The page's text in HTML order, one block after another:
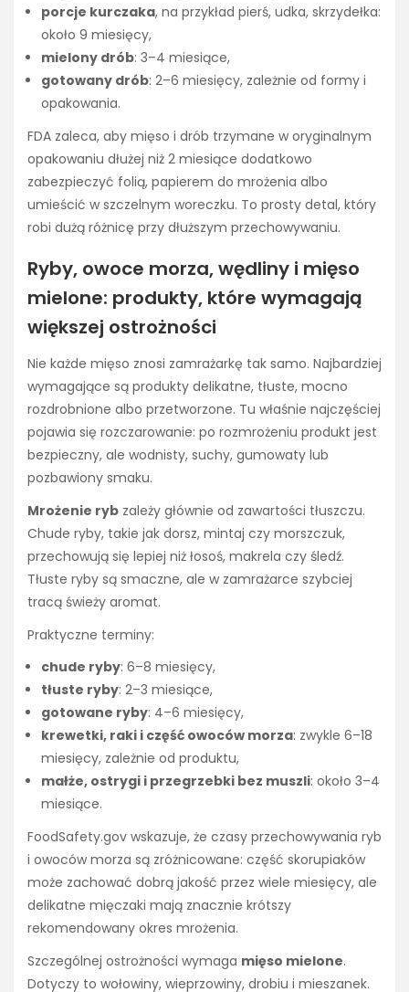
porcje kurczaka, na przykład pierś, udka, skrzydełka:
około 9 miesięcy,
mielony drób: 3–4 miesiące,
gotowany drób: 2–6 miesięcy, zależnie od formy i
opakowania.
FDA zaleca, aby mięso i drób trzymane w oryginalnym
opakowaniu dłużej niż 2 miesiące dodatkowo
zabezpieczyć folią, papierem do mrożenia albo
umieścić w szczelnym woreczku. To prosty detal, który
robi dużą różnicę przy dłuższym przechowywaniu.
Ryby, owoce morza, wędliny i mięso
mielone: produkty, które wymagają
większej ostrożności
Nie każde mięso znosi zamrażarkę tak samo. Najbardziej
wymagające są produkty delikatne, tłuste, mocno
rozdrobnione albo przetworzone. Tu właśnie najczęściej
pojawia się rozczarowanie: po rozmrożeniu produkt jest
bezpieczny, ale wodnisty, suchy, gumowaty lub
pozbawiony smaku.
Mrożenie ryb zależy głównie od zawartości tłuszczu.
Chude ryby, takie jak dorsz, mintaj czy morszczuk,
przechowują się lepiej niż łosoś, makrela czy śledź.
Tłuste ryby są smaczne, ale w zamrażarce szybciej
tracą świeży aromat.
Praktyczne terminy:
chude ryby: 6–8 miesięcy,
tłuste ryby: 2–3 miesiące,
gotowane ryby: 4–6 miesięcy,
krewetki, raki i część owoców morza: zwykle 6–18
miesięcy, zależnie od produktu,
małże, ostrygi i przegrzebki bez muszli: około 3–4
miesiące.
FoodSafety.gov wskazuje, że czasy przechowywania ryb
i owoców morza są zróżnicowane: część skorupiaków
może zachować dobrą jakość przez wiele miesięcy, ale
delikatne mięczaki mają znacznie krótszy
rekomendowany okres mrożenia.
Szczególnej ostrożności wymaga mięso mielone.
Dotyczy to wołowiny, wieprzowiny, drobiu i mieszanek.